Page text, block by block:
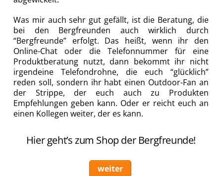
Was mir auch sehr gut gefällt, ist die Beratung, die
bei den Bergfreunden auch wirklich durch
“Bergfreunde” erfolgt. Das heißt, wenn ihr den
Online-Chat oder die Telefonnummer für eine
Produktberatung nutzt, dann bekommt ihr nicht
irgendeine Telefondrohne, die euch “glücklich”
reden soll, sondern ihr habt einen Outdoor-Fan an
der Strippe, der euch auch zu Produkten
Empfehlungen geben kann. Oder er reicht euch an
einen Kollegen weiter, der es kann.
Hier geht’s zum Shop der Bergfreunde!
weiter